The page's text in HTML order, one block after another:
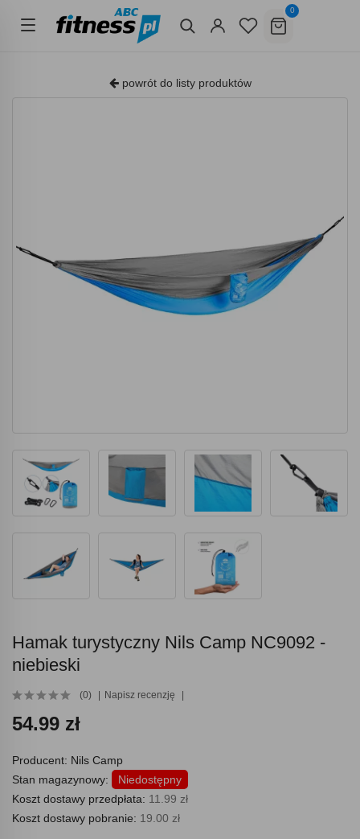
0
powrót do listy produktów
Hamak turystyczny Nils Camp NC9092 -
niebieski
(0) Napisz recenzję
54.99 zł
Producent: Nils Camp
Stan magazynowy:
Niedostępny
Koszt dostawy przedpłata: 11.99 zł
Koszt dostawy pobranie: 19.00 zł